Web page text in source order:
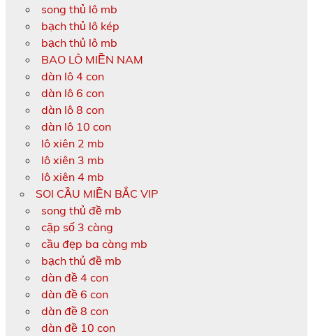
song thủ lô mb
bạch thủ lô kép
bạch thủ lô mb
BAO LÔ MIỀN NAM
dàn lô 4 con
dàn lô 6 con
dàn lô 8 con
dàn lô 10 con
lô xiên 2 mb
lô xiên 3 mb
lô xiên 4 mb
SOI CẦU MIỀN BẮC VIP
song thủ đề mb
cặp số 3 càng
cầu đẹp ba càng mb
bạch thủ đề mb
dàn đề 4 con
dàn đề 6 con
dàn đề 8 con
dàn đề 10 con